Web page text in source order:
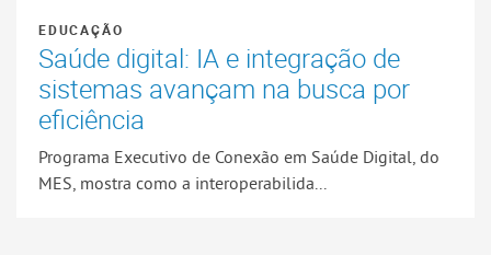
EDUCAÇÃO
Saúde digital: IA e integração de
sistemas avançam na busca por
eficiência
Programa Executivo de Conexão em Saúde Digital, do
MES, mostra como a interoperabilida...